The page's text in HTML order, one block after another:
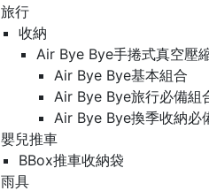
旅行
收納
Air Bye Bye手捲式真空壓
Air Bye Bye基本組合
Air Bye Bye旅行必備組
Air Bye Bye換季收納必
嬰兒推車
BBox推車收納袋
雨具